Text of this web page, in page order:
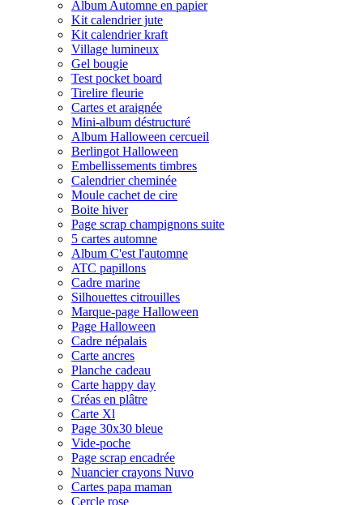
Album Automne en papier
Kit calendrier jute
Kit calendrier kraft
Village lumineux
Gel bougie
Test pocket board
Tirelire fleurie
Cartes et araignée
Mini-album déstructuré
Album Halloween cercueil
Berlingot Halloween
Embellissements timbres
Calendrier cheminée
Moule cachet de cire
Boite hiver
Page scrap champignons suite
5 cartes automne
Album C'est l'automne
ATC papillons
Cadre marine
Silhouettes citrouilles
Marque-page Halloween
Page Halloween
Cadre népalais
Carte ancres
Planche cadeau
Carte happy day
Créas en plâtre
Carte Xl
Page 30x30 bleue
Vide-poche
Page scrap encadrée
Nuancier crayons Nuvo
Cartes papa maman
Cercle rose